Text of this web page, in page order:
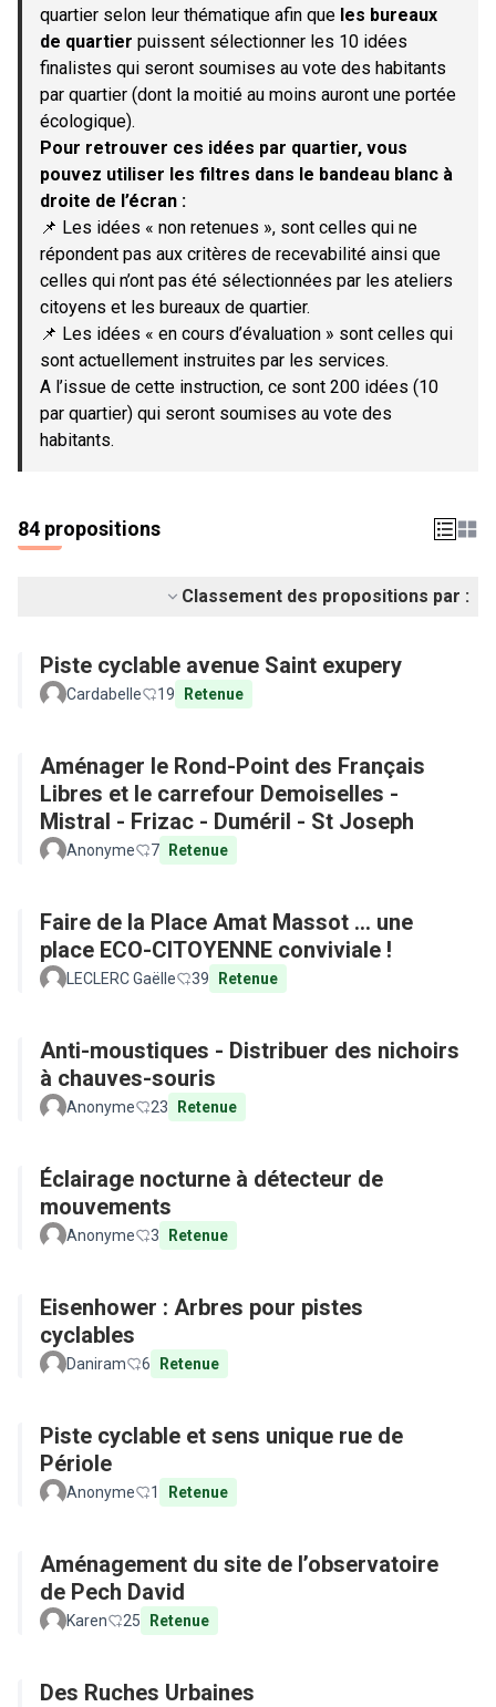
quartier selon leur thématique afin que les bureaux
de quartier puissent sélectionner les 10 idées
finalistes qui seront soumises au vote des habitants
par quartier (dont la moitié au moins auront une portée
écologique).
Pour retrouver ces idées par quartier, vous
pouvez utiliser les filtres dans le bandeau blanc à
droite de l’écran :
📌 Les idées « non retenues », sont celles qui ne
répondent pas aux critères de recevabilité ainsi que
celles qui n’ont pas été sélectionnées par les ateliers
citoyens et les bureaux de quartier.
📌 Les idées « en cours d’évaluation » sont celles qui
sont actuellement instruites par les services.
A l’issue de cette instruction, ce sont 200 idées (10
par quartier) qui seront soumises au vote des
habitants.
84 propositions
Classement des propositions par :
Piste cyclable avenue Saint exupery
Cardabelle 19 Retenue
Aménager le Rond-Point des Français
Libres et le carrefour Demoiselles -
Mistral - Frizac - Duméril - St Joseph
Anonyme 7 Retenue
Faire de la Place Amat Massot ... une
place ECO-CITOYENNE conviviale !
LECLERC Gaëlle 39 Retenue
Anti-moustiques - Distribuer des nichoirs
à chauves-souris
Anonyme 23 Retenue
Éclairage nocturne à détecteur de
mouvements
Anonyme 3 Retenue
Eisenhower : Arbres pour pistes
cyclables
Daniram 6 Retenue
Piste cyclable et sens unique rue de
Périole
Anonyme 1 Retenue
Aménagement du site de l’observatoire
de Pech David
Karen 25 Retenue
Des Ruches Urbaines